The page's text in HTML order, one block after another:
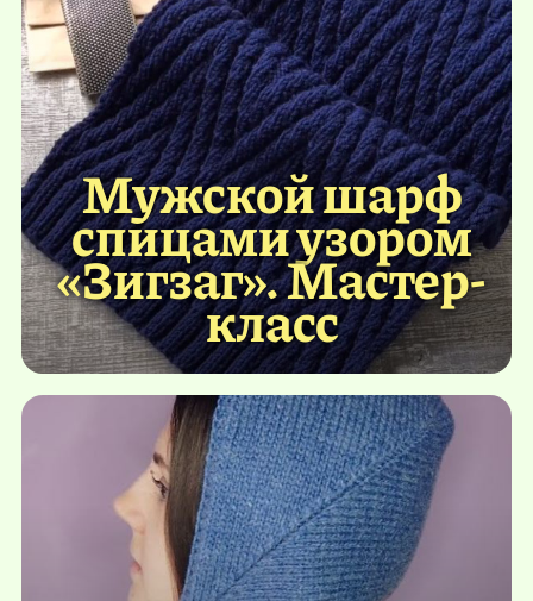
Мужской шарф
спицами узором
«Зигзаг». Мастер-
класс